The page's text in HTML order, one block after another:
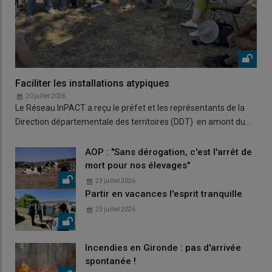
Faciliter les installations atypiques
20 juillet 2026
Le Réseau InPACT a reçu le préfet et les représentants de la
Direction départementale des territoires (DDT) en amont du…
AOP : "Sans dérogation, c'est l'arrêt de
mort pour nos élevages"
23 juillet 2026
Partir en vacances l'esprit tranquille
23 juillet 2026
Incendies en Gironde : pas d'arrivée
spontanée !